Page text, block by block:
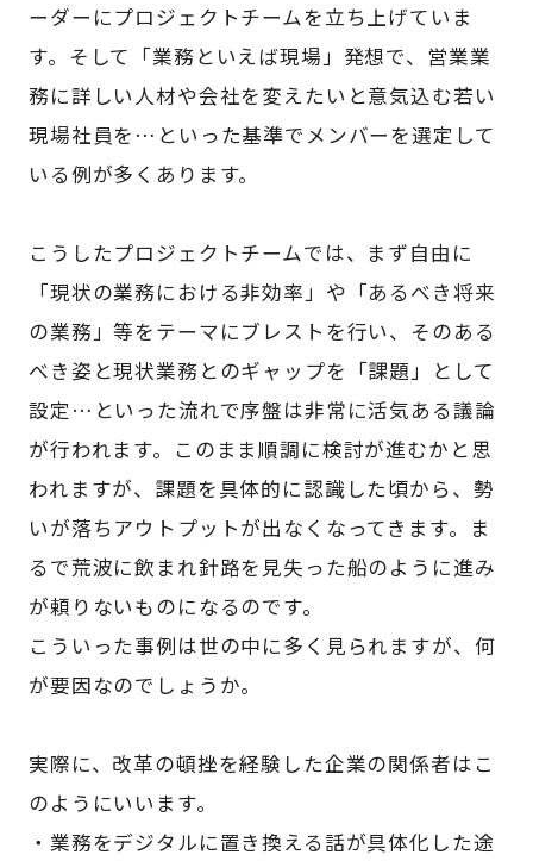
ーダーにプロジェクトチームを立ち上げていま
す。そして「業務といえば現場」発想で、営業業
務に詳しい人材や会社を変えたいと意気込む若い
現場社員を…といった基準でメンバーを選定して
いる例が多くあります。
こうしたプロジェクトチームでは、まず自由に
「現状の業務における非効率」や「あるべき将来
の業務」等をテーマにブレストを行い、そのある
べき姿と現状業務とのギャップを「課題」として
設定…といった流れで序盤は非常に活気ある議論
が行われます。このまま順調に検討が進むかと思
われますが、課題を具体的に認識した頃から、勢
いが落ちアウトプットが出なくなってきます。ま
るで荒波に飲まれ針路を見失った船のように進み
が頼りないものになるのです。
こういった事例は世の中に多く見られますが、何
が要因なのでしょうか。
実際に、改革の頓挫を経験した企業の関係者はこ
のようにいいます。
・業務をデジタルに置き換える話が具体化した途